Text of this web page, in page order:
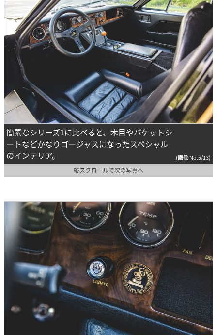
簡素なシリーズ1に比べると、木目やバケットシ
ートなどかなりゴージャスになったスペシャル
のインテリア。
(画像 No.5/13)
縦スクロールで次の写真へ